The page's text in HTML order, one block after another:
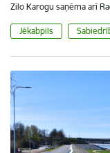
Zilo Karogu saņēma arī
Jēkabpils